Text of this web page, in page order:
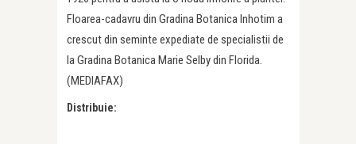
Floarea-cadavru din Gradina Botanica Inhotim a
crescut din seminte expediate de specialistii de
la Gradina Botanica Marie Selby din Florida.
(MEDIAFAX)
Distribuie: